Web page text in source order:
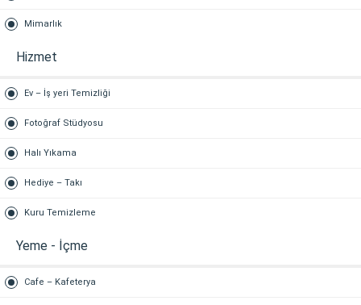
Mimarlık
Hizmet
Ev – İş yeri Temizliği
Fotoğraf Stüdyosu
Halı Yıkama
Hediye – Takı
Kuru Temizleme
Yeme - İçme
Cafe – Kafeterya